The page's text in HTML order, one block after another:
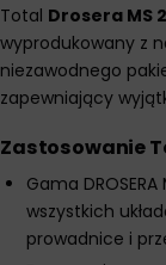
Total Drosera MS 2
wyprodukowany z
niezawodnego
zapewniający
Zastosowanie
Gama
wszystkich
prowadnice i